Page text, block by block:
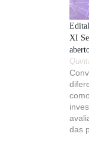
XI
das